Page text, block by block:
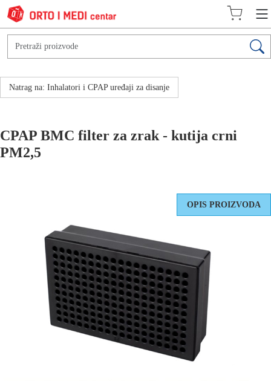
Natrag na: Inhalatori i CPAP uređaji za disanje
CPAP BMC filter za zrak - kutija crni
PM2,5
OPIS PROIZVODA